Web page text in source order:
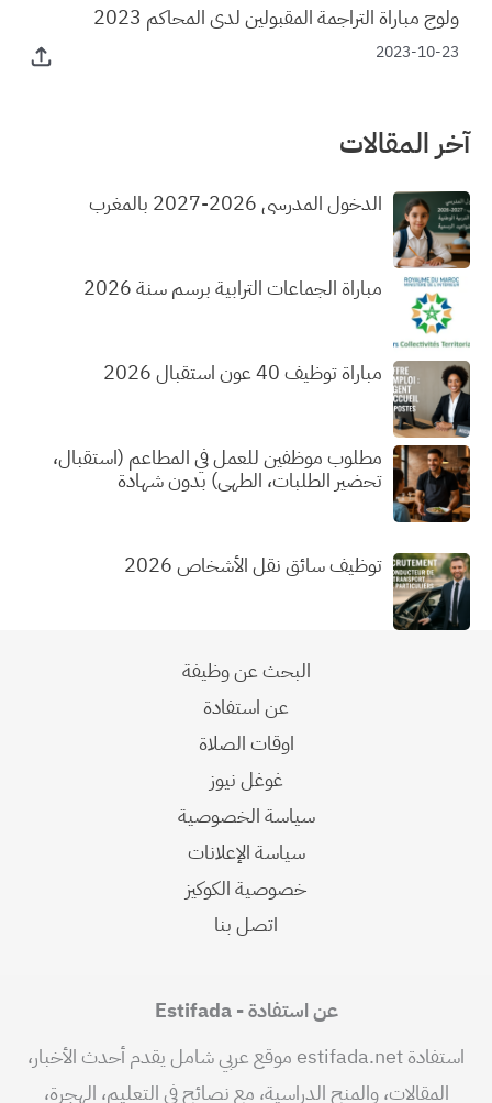
ولوج مباراة التراجمة المقبولين لدى المحاكم 2023
2023-10-23
آخر المقالات
الدخول المدرسي 2026-2027 بالمغرب
مباراة الجماعات الترابية برسم سنة 2026
مباراة توظيف 40 عون استقبال 2026
مطلوب موظفين للعمل في المطاعم (استقبال،
تحضير الطلبات، الطهي) بدون شهادة
توظيف سائق نقل الأشخاص 2026
البحث عن وظيفة
عن استفادة
اوقات الصلاة
غوغل نيوز
سياسة الخصوصية
سياسة الإعلانات
خصوصية الكوكيز
اتصل بنا
عن استفادة - Estifada
استفادة estifada.net موقع عربي شامل يقدم أحدث الأخبار،
المقالات، والمنح الدراسية، مع نصائح في التعليم، الهجرة،